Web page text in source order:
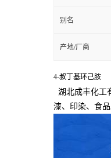
别名
产地/厂商
4-叔丁基环己胺
湖北成丰化工
漆、印染、食